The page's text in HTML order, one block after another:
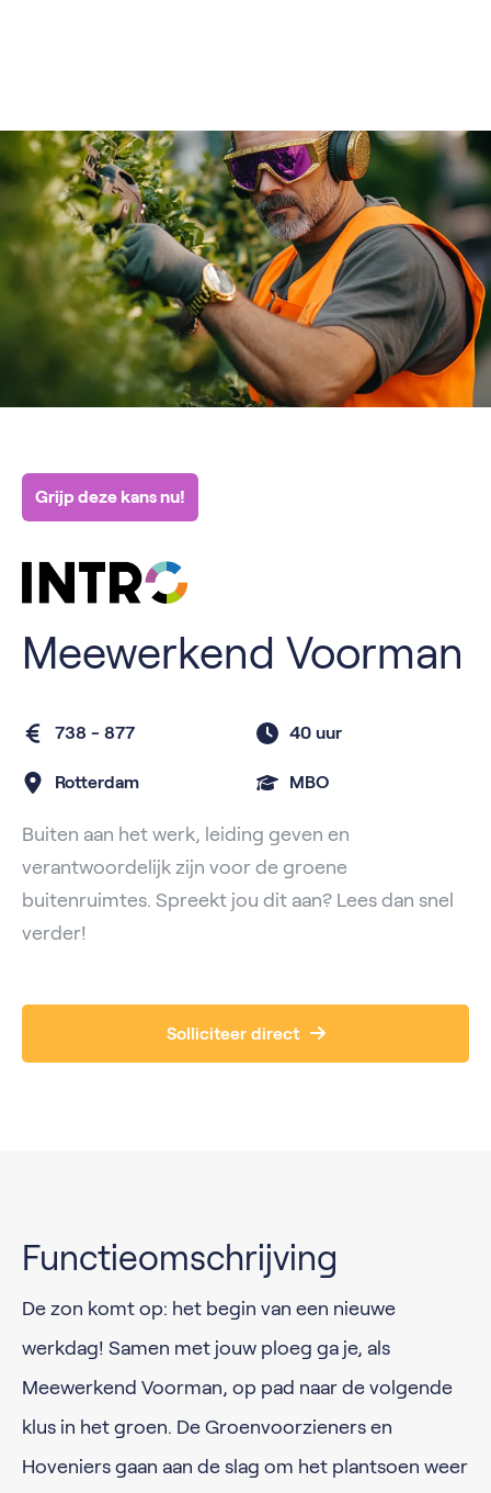
Grijp deze kans nu!
Meewerkend Voorman
738 - 877 40 uur
Rotterdam MBO
Buiten aan het werk, leiding geven en
verantwoordelijk zijn voor de groene
buitenruimtes. Spreekt jou dit aan? Lees dan snel
verder!
Solliciteer direct
Functieomschrijving
De zon komt op: het begin van een nieuwe
werkdag! Samen met jouw ploeg ga je, als
Meewerkend Voorman, op pad naar de volgende
klus in het groen. De Groenvoorzieners en
Hoveniers gaan aan de slag om het plantsoen weer